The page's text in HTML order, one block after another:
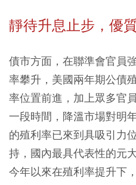
靜待升息止步，優
債市方面，在聯準會官員
率攀升，美國兩年期公債
率位置前進，加上眾多官
一段時間，降溫市場對明
的殖利率已來到具吸引力
持，國內最具代表性的元
今年以來在殖利率提升下